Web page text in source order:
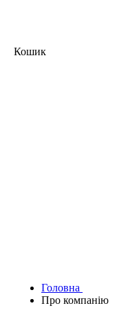
Кошик
Головна
Про компанію